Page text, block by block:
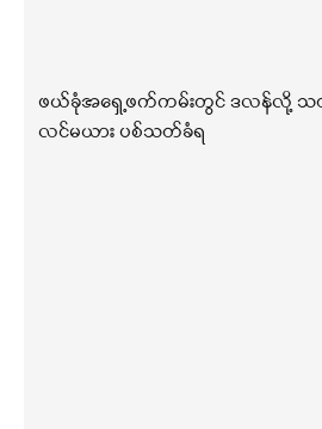
ဖယ်ခုံအရှေ့ဖက်ကမ်းတွင် ဒလန်လို့
လင်မယား ပစ်သတ်ခံရ